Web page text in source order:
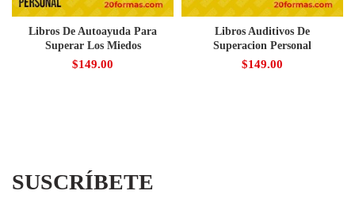
Libros De Autoayuda Para
Superar Los Miedos
$149.00
Libros Auditivos De
Superacion Personal
$149.00
SUSCRÍBETE